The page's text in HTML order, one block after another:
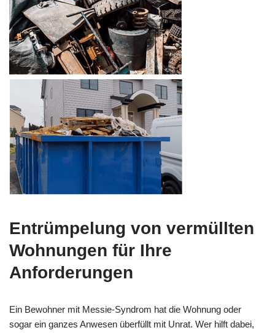
Entrümpelung von vermüllten
Wohnungen für Ihre
Anforderungen
Ein Bewohner mit Messie-Syndrom hat die Wohnung oder
sogar ein ganzes Anwesen überfüllt mit Unrat. Wer hilft dabei,